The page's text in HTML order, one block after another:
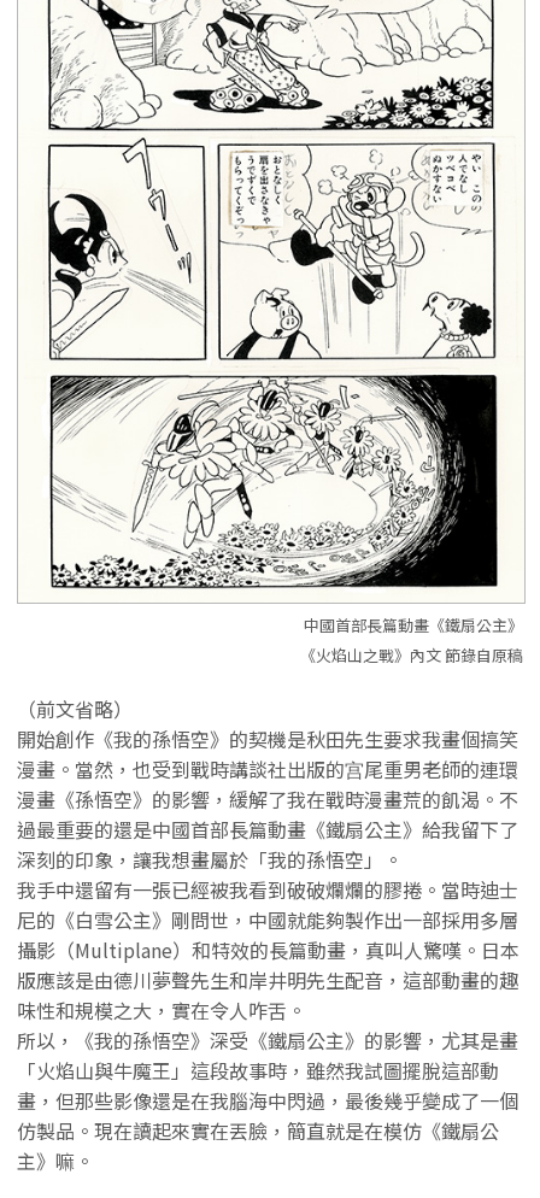
中國首部長篇動畫《鐵扇公主》
《火焰山之戰》內文 節錄自原稿
（前文省略）
開始創作《我的孫悟空》的契機是秋田先生要求我畫個搞笑
漫畫。當然，也受到戰時講談社出版的宫尾重男老師的連環
漫畫《孫悟空》的影響，緩解了我在戰時漫畫荒的飢渴。不
過最重要的還是中國首部長篇動畫《鐵扇公主》給我留下了
深刻的印象，讓我想畫屬於「我的孫悟空」。
我手中還留有一張已經被我看到破破爛爛的膠捲。當時迪士
尼的《白雪公主》剛問世，中國就能夠製作出一部採用多層
攝影（Multiplane）和特效的長篇動畫，真叫人驚嘆。日本
版應該是由德川夢聲先生和岸井明先生配音，這部動畫的趣
味性和規模之大，實在令人咋舌。
所以，《我的孫悟空》深受《鐵扇公主》的影響，尤其是畫
「火焰山與牛魔王」這段故事時，雖然我試圖擺脫這部動
畫，但那些影像還是在我腦海中閃過，最後幾乎變成了一個
仿製品。現在讀起來實在丟臉，簡直就是在模仿《鐵扇公
主》嘛。